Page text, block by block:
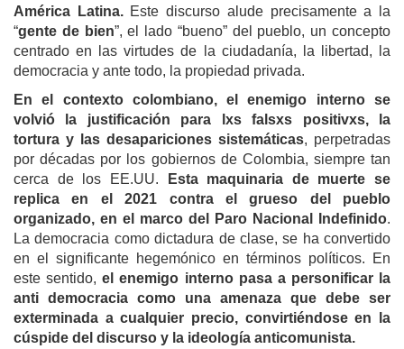
América Latina. Este discurso alude precisamente a la
“gente de bien”, el lado “bueno” del pueblo, un concepto
centrado en las virtudes de la ciudadanía, la libertad, la
democracia y ante todo, la propiedad privada.
En el contexto colombiano, el enemigo interno se
volvió la justificación para lxs falsxs positivxs, la
tortura y las desapariciones sistemáticas, perpetradas
por décadas por los gobiernos de Colombia, siempre tan
cerca de los EE.UU.
Esta maquinaria de muerte se
replica en el 2021 contra el grueso del pueblo
organizado, en el marco del Paro Nacional Indefinido.
La democracia como dictadura de clase, se ha convertido
en el significante hegemónico en términos políticos. En
este sentido,el enemigo interno pasa a personificar la
anti democracia como una amenaza que debe ser
exterminada a cualquier precio, convirtiéndose en la
cúspide del discurso y la ideología anticomunista.